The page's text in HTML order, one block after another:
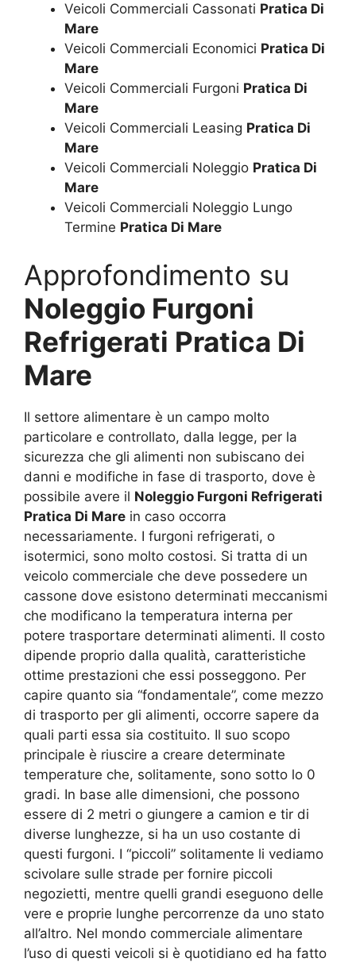
Veicoli Commerciali Cassonati Pratica Di
Mare
Veicoli Commerciali Economici Pratica Di
Mare
Veicoli Commerciali Furgoni Pratica Di
Mare
Veicoli Commerciali Leasing Pratica Di
Mare
Veicoli Commerciali Noleggio Pratica Di
Mare
Veicoli Commerciali Noleggio Lungo
Termine Pratica Di Mare
Approfondimento su
Noleggio Furgoni
Refrigerati Pratica Di
Mare
Il settore alimentare è un campo molto
particolare e controllato, dalla legge, per la
sicurezza che gli alimenti non subiscano dei
danni e modifiche in fase di trasporto, dove è
possibile avere il Noleggio Furgoni Refrigerati
Pratica Di Mare in caso occorra
necessariamente. I furgoni refrigerati, o
isotermici, sono molto costosi. Si tratta di un
veicolo commerciale che deve possedere un
cassone dove esistono determinati meccanismi
che modificano la temperatura interna per
potere trasportare determinati alimenti. Il costo
dipende proprio dalla qualità, caratteristiche
ottime prestazioni che essi posseggono. Per
capire quanto sia “fondamentale”, come mezzo
di trasporto per gli alimenti, occorre sapere da
quali parti essa sia costituito. Il suo scopo
principale è riuscire a creare determinate
temperature che, solitamente, sono sotto lo 0
gradi. In base alle dimensioni, che possono
essere di 2 metri o giungere a camion e tir di
diverse lunghezze, si ha un uso costante di
questi furgoni. I “piccoli” solitamente li vediamo
scivolare sulle strade per fornire piccoli
negozietti, mentre quelli grandi eseguono delle
vere e proprie lunghe percorrenze da uno stato
all’altro. Nel mondo commerciale alimentare
l’uso di questi veicoli si è quotidiano ed ha fatto